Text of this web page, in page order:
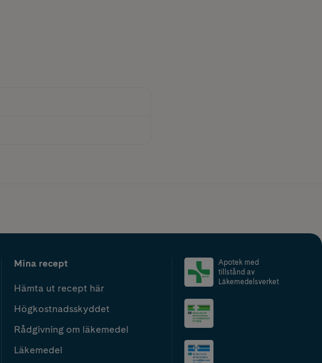
Mina recept
Hämta ut recept här
Högkostnadsskyddet
Rådgivning om läkemedel
Läkemedel
Apotek med
tillstånd av
Läkemedelsverket